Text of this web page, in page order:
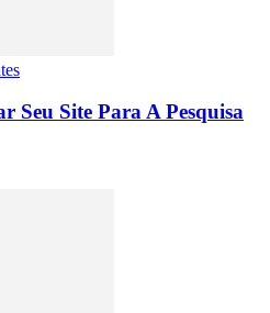
Seu Site Para A Pesquisa